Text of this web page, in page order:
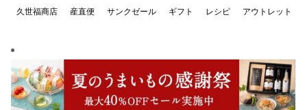
久世福商店 産直便 サンクゼール ギフト レシピ アウトレット